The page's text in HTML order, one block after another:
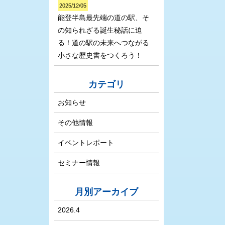
2025/12/05
能登半島最先端の道の駅、そ
の知られざる誕生秘話に迫
る！道の駅の未来へつながる
小さな歴史書をつくろう！
カテゴリ
お知らせ
その他情報
イベントレポート
セミナー情報
月別アーカイブ
2026.4